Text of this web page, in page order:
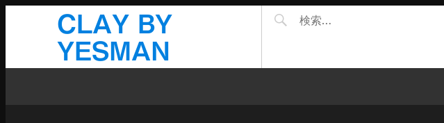
CLAY BY
YESMAN